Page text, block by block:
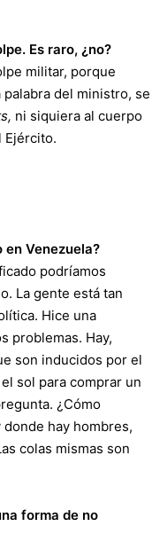
Es raro, ¿no?
militar, porque
del ministro, se
ni siquiera al cuerpo
Ejército.
Venezuela?
podríamos
La gente está tan
Hice una
problemas. Hay,
son inducidos por el
sol para comprar un
¿Cómo
hay hombres,
colas mismas son
forma de no